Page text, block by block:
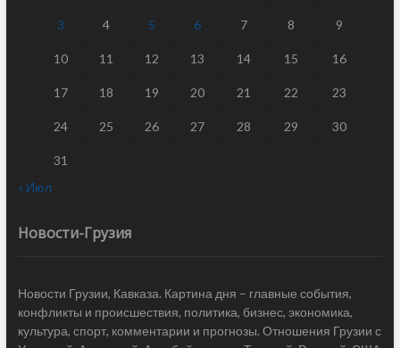
3 4 5 6 7 8 9
10 11 12 13 14 15 16
17 18 19 20 21 22 23
24 25 26 27 28 29 30
31
« Июл
Новости-Грузия
Новости Грузии, Кавказа. Картина дня – главные события,
конфликты и происшествия, политика, бизнес, экономика,
культура, спорт, комментарии и прогнозы. Отношения Грузии с